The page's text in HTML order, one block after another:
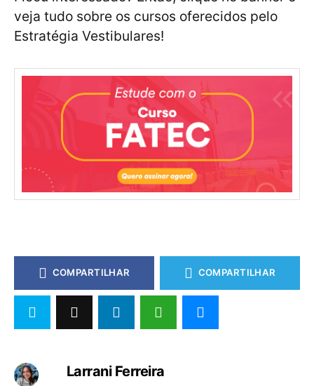
veja tudo sobre os cursos oferecidos pelo
Estratégia Vestibulares!
COMPARTILHAR COMPARTILHAR
Larrani Ferreira